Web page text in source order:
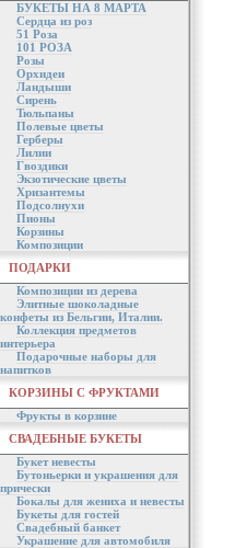
БУКЕТЫ НА 8 МАРТА
Сердца из роз
51 Роза
101 РОЗА
Розы
Орхидеи
Ландыши
Сирень
Тюльпаны
Полевые цветы
Герберы
Лилии
Гвоздики
Экзотические цветы
Хризантемы
Подсолнухи
Пионы
Корзины
Композиции
ПОДАРКИ
Композиции из дерева
Элитные шоколадные
конфеты из Бельгии, Италии.
Коллекция предметов
интерьера
Подарочные наборы для
напитков
КОРЗИНЫ С ФРУКТАМИ
Фрукты в корзине
СВАДЕБНЫЕ БУКЕТЫ
Букет невесты
Бутоньерки и украшения для
прически
Бокалы для жениха и невесты
Букеты для гостей
Свадебный банкет
Украшение для автомобиля